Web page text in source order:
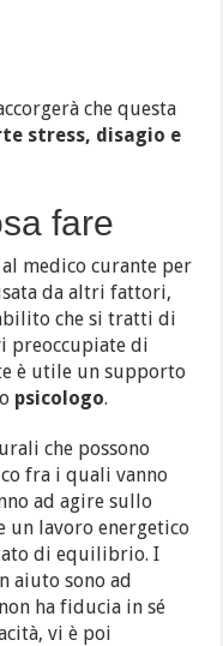
che questa
stress, disagio e
fare
medico curante per
da altri fattori,
che si tratti di
preoccupiate di
è utile un supporto
psicologo.
che possono
fra i quali vanno
ad agire sullo
lavoro energetico
di equilibrio. I
aiuto sono ad
ha fiducia in sé
vi è poi